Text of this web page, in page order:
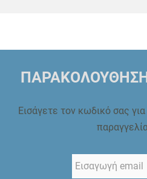
Εισάγετε τον κωδικό σας